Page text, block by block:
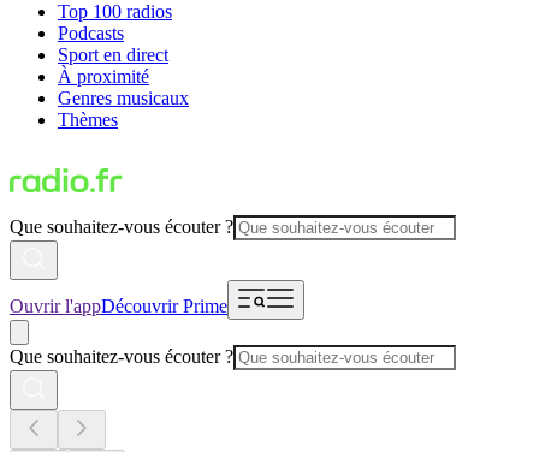
Top 100 radios
Podcasts
Sport en direct
À proximité
Genres musicaux
Thèmes
Que souhaitez-vous écouter ?
Ouvrir l'appDécouvrir Prime
Que souhaitez-vous écouter ?